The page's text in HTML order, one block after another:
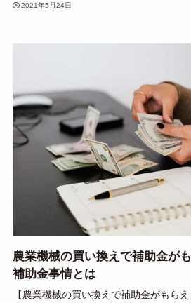
2021年5月24日
農業機械の買い換えで補助金が
補助金事情とは
【農業機械の買い換えで補助金がもら